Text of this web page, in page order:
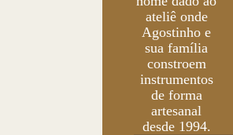
ateliê onde
Agostinho e
sua família
constroem
instrumentos
de forma
artesanal
desde 1994.